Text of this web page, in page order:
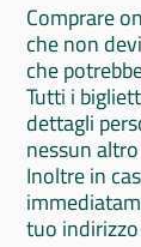
Comprare
che non
che
Tutti i
dettagli
nessun
Inoltre in
tuo